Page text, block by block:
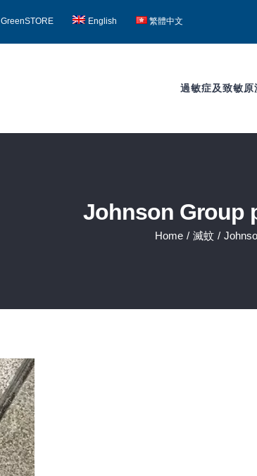
GreenSTORE English 繁體中文
過敏症及致敏原
Johnson Group
Home / 滅蚊 /